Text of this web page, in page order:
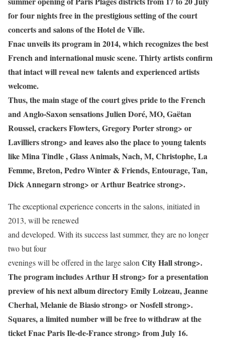
for four nights free in the prestigious setting of the court
concerts and salons of the Hotel de Ville.
Fnac unveils its program in 2014, which recognizes the best
French and international music scene. Thirty artists confirm
that intact will reveal new talents and experienced artists
welcome.
Thus, the main stage of the court gives pride to the French
and Anglo-Saxon sensationsJulien Doré, MO, Gaëtan
Roussel, crackers Flowters, Gregory Porter strong> or
Lavilliers strong> and leaves also the place to young talents
like Mina Tindle, Glass Animals, Nach, M, Christophe, La
Femme, Breton, Pedro Winter & Friends, Entourage, Tan,
Dick Annegarn strong> orArthur Beatrice strong>.
The exceptional experience concerts in the salons, initiated in
2013, will be renewed
and developed. With its success last summer, they are no longer
two but four
evenings will be offered in the large salon City Hall strong>.
The program includesArthur H strong> for a presentation
preview of his next album directoryEmily Loizeau, Jeanne
Cherhal, Melanie de Biasio strong> orNosfell strong>.
Squares, a limited number will be free to withdraw at the
ticketFnac Paris Ile-de-France strong> fromJuly 16.